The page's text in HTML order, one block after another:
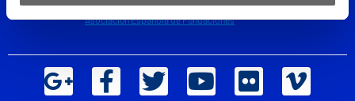
Fundación Vithas es miembro de la
Asociación Española de Fundaciones